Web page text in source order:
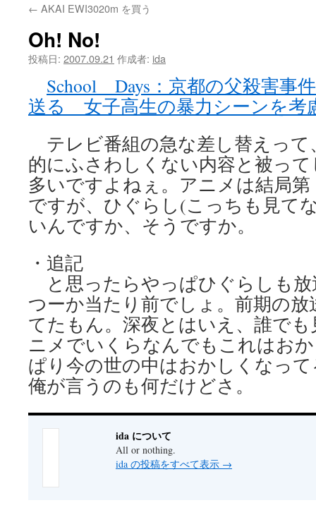
ン
ツ
へ
キ
プ
← AKAI EWI3020m を買う
Oh! No!
投稿日: 2007.09.21 作成者: ida
School Days：京都の父殺害事
送る 女子高生の暴力シーンを考
テレビ番組の急な差し替えって
的にふさわしくない内容と被っ
多いですよねぇ。アニメは結局
ですが、ひぐらし(こっちも見て
いんですか、そうですか。
・追記
と思ったらやっぱひぐらしも
つーか当たり前でしょ。前期の
てたもん。深夜とはいえ、誰で
ニメでいくらなんでもこれはお
ぱり今の世の中はおかしくなっ
俺が言うのも何だけどさ。
ida について
All or nothing.
ida の投稿をすべて表示 →